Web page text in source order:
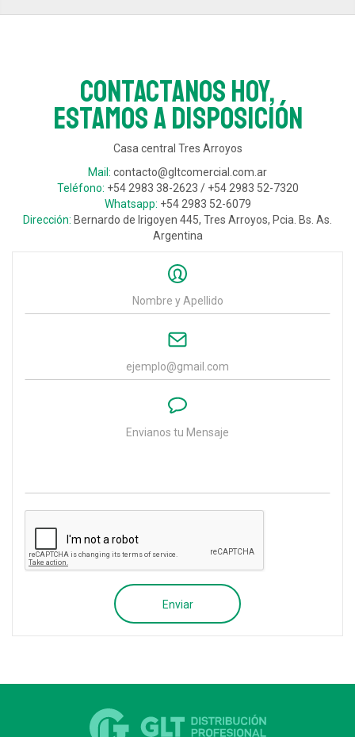
Contactanos hoy,
estamos a disposición
Casa central Tres Arroyos
Mail: contacto@gltcomercial.com.ar
Teléfono: +54 2983 38-2623 / +54 2983 52-7320
Whatsapp: +54 2983 52-6079
Dirección: Bernardo de Irigoyen 445, Tres Arroyos, Pcia. Bs. As.
Argentina